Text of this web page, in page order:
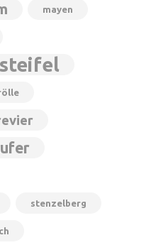
mayen
stenzelberg